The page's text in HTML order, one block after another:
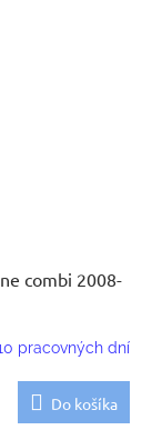
combi 2008-
pracovných dní
Do košíka